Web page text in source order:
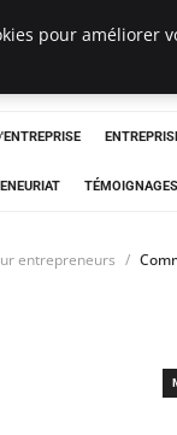
entrepreneurs
pour améliorer